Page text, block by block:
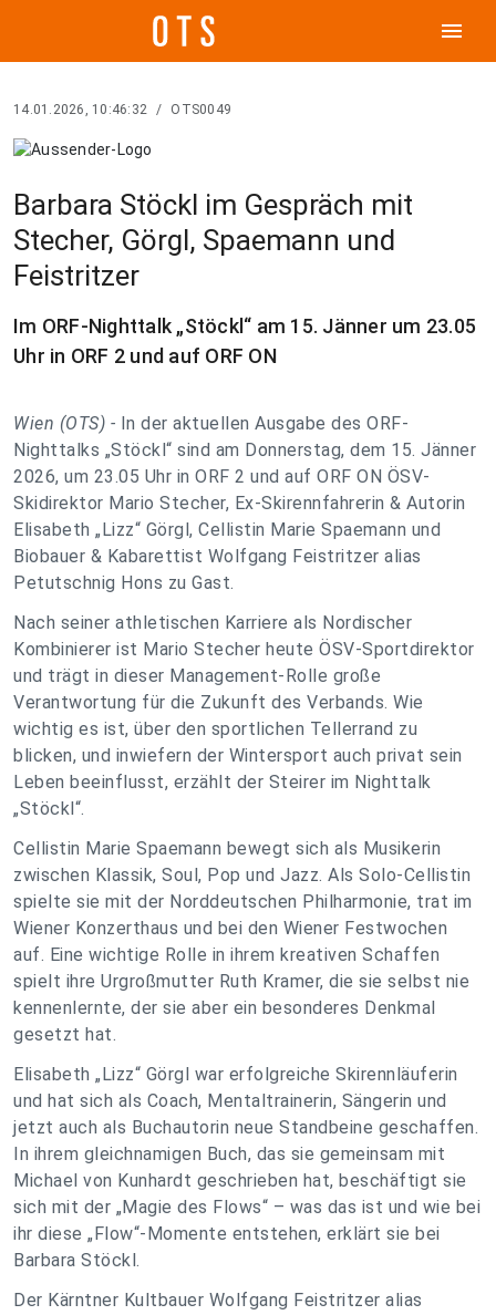
menu
14.01.2026, 10:46:32 / OTS0049
Barbara Stöckl im Gespräch mit
Stecher, Görgl, Spaemann und
Feistritzer
Im ORF-Nighttalk „Stöckl“ am 15. Jänner um 23.05
Uhr in ORF 2 und auf ORF ON
Wien (OTS) - In der aktuellen Ausgabe des ORF-
Nighttalks „Stöckl“ sind am Donnerstag, dem 15. Jänner
2026, um 23.05 Uhr in ORF 2 und auf ORF ON ÖSV-
Skidirektor Mario Stecher, Ex-Skirennfahrerin & Autorin
Elisabeth „Lizz“ Görgl, Cellistin Marie Spaemann und
Biobauer & Kabarettist Wolfgang Feistritzer alias
Petutschnig Hons zu Gast.
Nach seiner athletischen Karriere als Nordischer
Kombinierer ist Mario Stecher heute ÖSV-Sportdirektor
und trägt in dieser Management-Rolle große
Verantwortung für die Zukunft des Verbands. Wie
wichtig es ist, über den sportlichen Tellerrand zu
blicken, und inwiefern der Wintersport auch privat sein
Leben beeinflusst, erzählt der Steirer im Nighttalk
„Stöckl“.
Cellistin Marie Spaemann bewegt sich als Musikerin
zwischen Klassik, Soul, Pop und Jazz. Als Solo-Cellistin
spielte sie mit der Norddeutschen Philharmonie, trat im
Wiener Konzerthaus und bei den Wiener Festwochen
auf. Eine wichtige Rolle in ihrem kreativen Schaffen
spielt ihre Urgroßmutter Ruth Kramer, die sie selbst nie
kennenlernte, der sie aber ein besonderes Denkmal
gesetzt hat.
Elisabeth „Lizz“ Görgl war erfolgreiche Skirennläuferin
und hat sich als Coach, Mentaltrainerin, Sängerin und
jetzt auch als Buchautorin neue Standbeine geschaffen.
In ihrem gleichnamigen Buch, das sie gemeinsam mit
Michael von Kunhardt geschrieben hat, beschäftigt sie
sich mit der „Magie des Flows“ – was das ist und wie bei
ihr diese „Flow“-Momente entstehen, erklärt sie bei
Barbara Stöckl.
Der Kärntner Kultbauer Wolfgang Feistritzer alias